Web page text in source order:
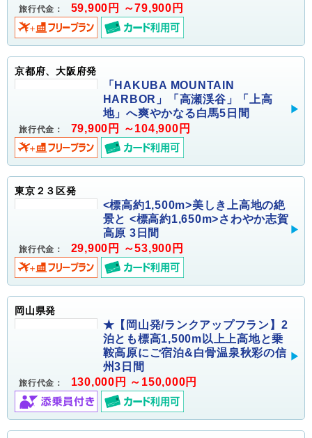
旅行代金： 59,900円 ～79,900円
京都府、大阪府発
「HAKUBA MOUNTAIN
HARBOR」「高瀬渓谷」「上高
地」へ爽やかなる白馬5日間
旅行代金： 79,900円 ～104,900円
東京２３区発
<標高約1,500m>美しき上高地の絶
景と <標高約1,650m>さわやか志賀
高原 3日間
旅行代金： 29,900円 ～53,900円
岡山県発
★【岡山発/ランクアップフラン】2
泊とも標高1,500m以上上高地と乗
鞍高原にご宿泊&白骨温泉秋彩の信
州3日間
旅行代金： 130,000円 ～150,000円